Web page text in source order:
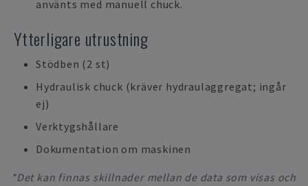
använts med manuell chuck.
Ytterligare utrustning
Stödben (2 st)
Hydraulisk chuck (kräver hydraulaggregat; ingår
ej)
Verktygshållare
Dokumentation om maskinen
*Det kan finnas skillnader mellan de data som visas och